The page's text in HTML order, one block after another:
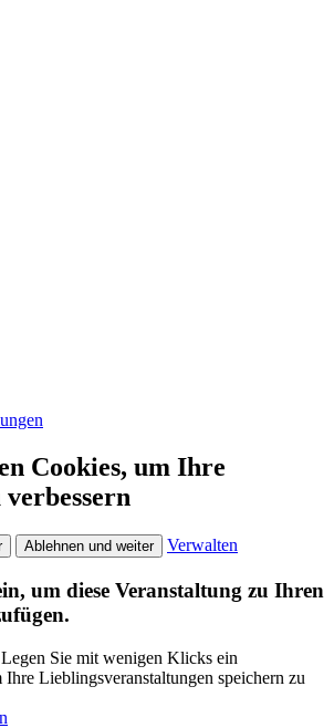
Cookies, um Ihre
Ablehnen und weiter Verwalten
um diese Veranstaltung zu Ihren
Sie mit wenigen Klicks ein
Lieblingsveranstaltungen speichern zu